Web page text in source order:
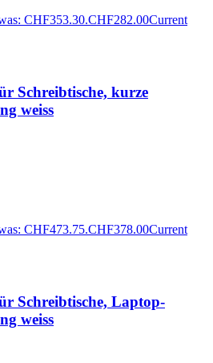
CHF353.30.CHF282.00Current
Schreibtische, kurze
weiss
CHF473.75.CHF378.00Current
Schreibtische, Laptop-
weiss